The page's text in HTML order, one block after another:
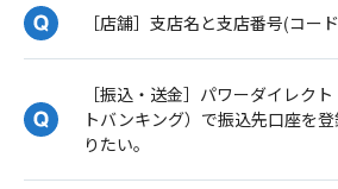
［店舗］支店名と支店番号(コー
［振込・送金］パワーダイレク
トバンキング）で振込先口座を
りたい。